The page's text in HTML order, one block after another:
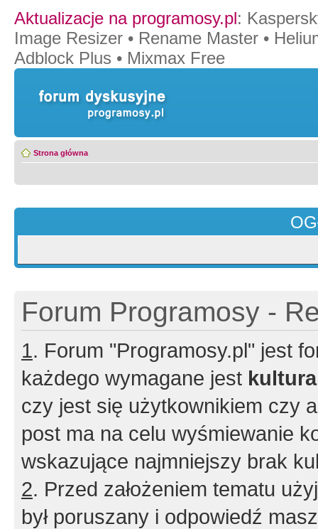
Aktualizacje na programosy.pl:
Image Resizer • Rename Master •
Adblock Plus • Mixmax Free
Strona główna
Forum Programosy -
1. Forum "Programosy.pl" jest
każdego wymagane jest
czy jest się użytkownikiem czy
post ma na celu wyśmiewanie
wskazujące najmniejszy brak
2. Przed założeniem tematu
był poruszany i odpowiedź